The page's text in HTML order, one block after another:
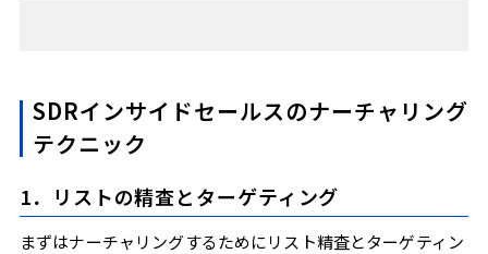
SDRインサイドセールスのナーチャリング
テクニック
1．リストの精査とターゲティング
まずはナーチャリングするためにリスト精査とターゲティン